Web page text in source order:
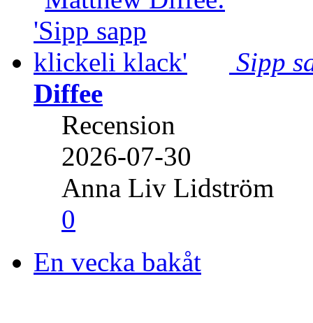
Sipp
Diffee
Recension
2026-07-30
Anna Liv Lidström
0
En vecka bakåt